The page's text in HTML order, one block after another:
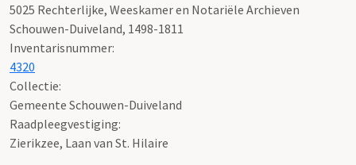
5025 Rechterlijke, Weeskamer en Notariële Archieven
Schouwen-Duiveland, 1498-1811
Inventarisnummer:
4320
Collectie:
Gemeente Schouwen-Duiveland
Raadpleegvestiging:
Zierikzee, Laan van St. Hilaire